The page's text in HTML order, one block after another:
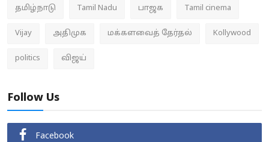
தமிழ்நாடு Tamil Nadu பாஜக Tamil cinema
Vijay அதிமுக மக்களவைத் தேர்தல் Kollywood
politics விஜய்
Follow Us
Facebook